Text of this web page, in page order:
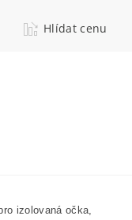
Hlídat cenu
izolovaná očka,